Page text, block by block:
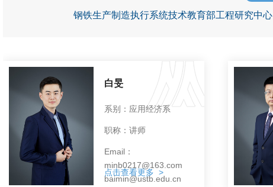
钢铁生产制造执行系统技术教育部工程研究中心
白旻
系别：应用经济系
职称：讲师
Email：
minb0217@163.com
baimin@ustb.edu.cn
点击查看更多 >